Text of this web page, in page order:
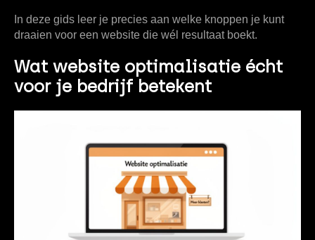
In deze gids leer je precies aan welke knoppen je kunt
draaien voor een website die wél resultaat boekt.
Wat website optimalisatie écht
voor je bedrijf betekent